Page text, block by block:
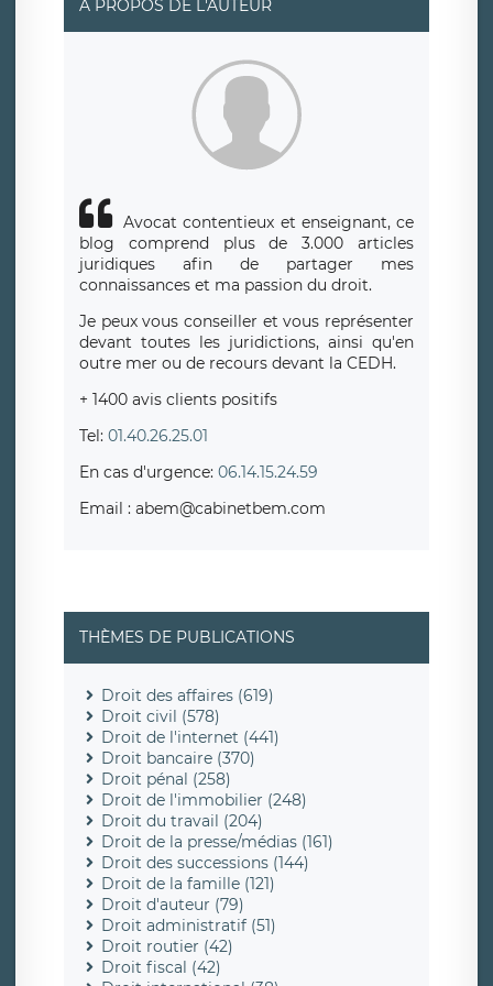
A PROPOS DE L'AUTEUR
Avocat contentieux et enseignant, ce
blog comprend plus de 3.000 articles
juridiques afin de partager mes
connaissances et ma passion du droit.
Je peux vous conseiller et vous représenter
devant toutes les juridictions, ainsi qu'en
outre mer ou de recours devant la CEDH.
+ 1400 avis clients positifs
Tel: 01.40.26.25.01
En cas d'urgence: 06.14.15.24.59
Email : abem@cabinetbem.com
THÈMES DE PUBLICATIONS
Droit des affaires (619)
Droit civil (578)
Droit de l'internet (441)
Droit bancaire (370)
Droit pénal (258)
Droit de l'immobilier (248)
Droit du travail (204)
Droit de la presse/médias (161)
Droit des successions (144)
Droit de la famille (121)
Droit d'auteur (79)
Droit administratif (51)
Droit routier (42)
Droit fiscal (42)